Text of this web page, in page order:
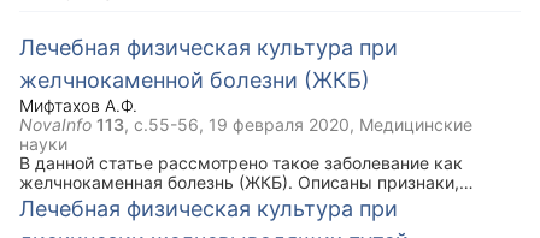
Лечебная физическая культура при
желчнокаменной болезни (ЖКБ)
Мифтахов А.Ф.
NovaInfo 113, с.55-56, 19 февраля 2020, Медицинские
науки
В данной статье рассмотрено такое заболевание как
желчнокаменная болезнь (ЖКБ). Описаны признаки,
симптомы, задачи ЛФК при данной болезни. Ключевым
моментом статьи является комплекс упражнений лечебной
Лечебная физическая культура при